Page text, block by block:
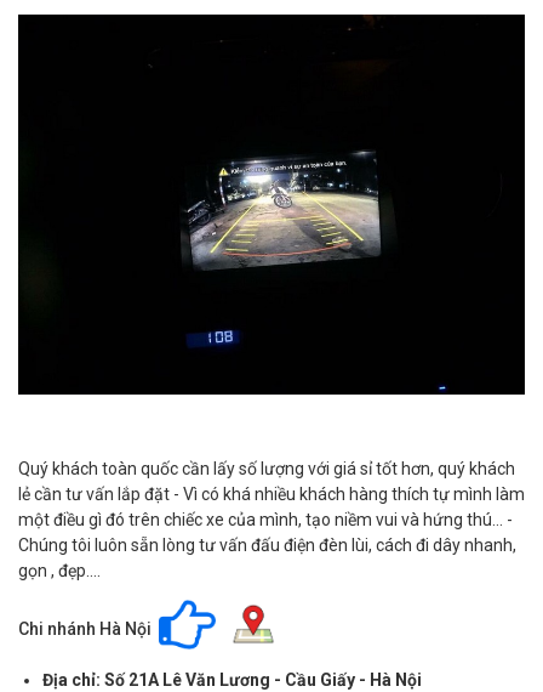
Quý khách toàn quốc cần lấy số lượng với giá sỉ tốt hơn, quý khách
lẻ cần tư vấn lắp đặt - Vì có khá nhiều khách hàng thích tự mình làm
một điều gì đó trên chiếc xe của mình, tạo niềm vui và hứng thú... -
Chúng tôi luôn sẵn lòng tư vấn đấu điện đèn lùi, cách đi dây nhanh,
gọn , đẹp....
Chi nhánh Hà Nội
Địa chỉ: Số 21A Lê Văn Lương - Cầu Giấy - Hà Nội